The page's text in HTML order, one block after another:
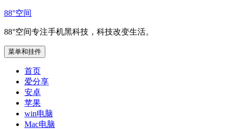
跳
内
容
88°空间
88°空间专注手机黑科技，科技改变生活。
菜单和挂件
首页
爱分享
安卓
苹果
win电脑
Mac电脑